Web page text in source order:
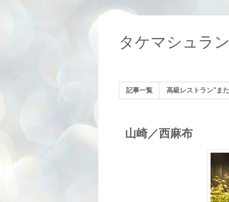
タケマシュラン
記事一覧 高級レストラン"ま
山崎／西麻布